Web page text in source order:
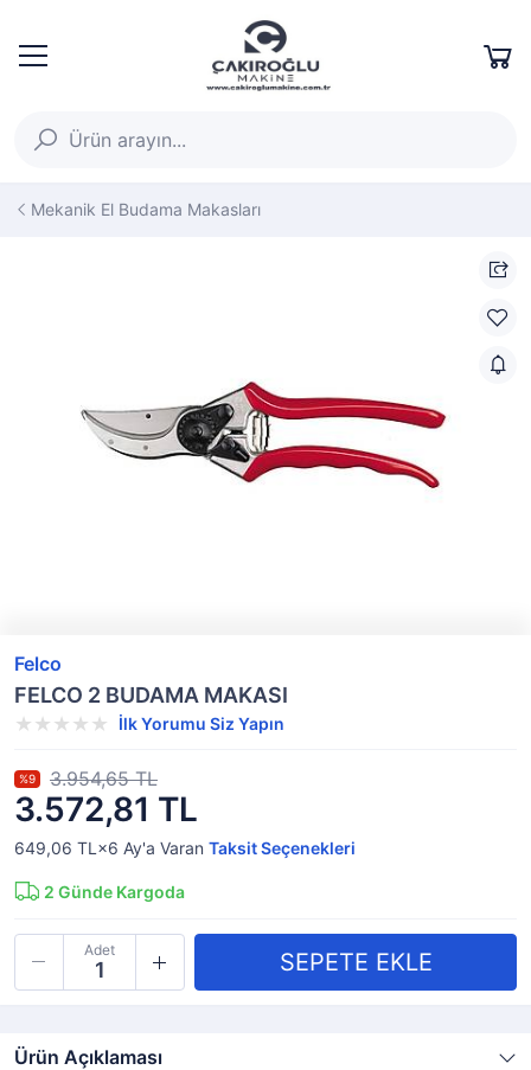
Mekanik El Budama Makasları
Felco
FELCO 2 BUDAMA MAKASI
İlk Yorumu Siz Yapın
3.572,81 TL
%9 3.954,65 TL
649,06 TL×6 Ay'a Varan Taksit Seçenekleri
2 Günde Kargoda
Adet
Ürün Açıklaması